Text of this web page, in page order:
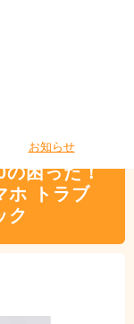
お知らせ
決ブック
困った！
ホ トラブ
ク